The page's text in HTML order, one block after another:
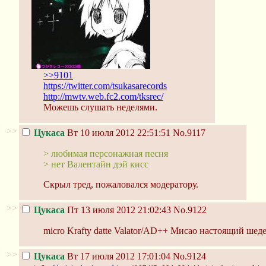
>>9101
https://twitter.com/tsukasarecords
http://mwtv.web.fc2.com/tksrec/
Можешь слушать неделями.
>> Цукаса Вт 10 июля 2012 22:51:51 No.9117
> любимая персонажная песня
> нет Валентайн дэй кисс
Скрыл тред, пожаловался модератору.
>> Цукаса Пт 13 июля 2012 21:02:43 No.9122
micro Krafty datte Valator/AD++ Мисао настоящий
>> Цукаса Вт 17 июля 2012 17:01:04 No.9124